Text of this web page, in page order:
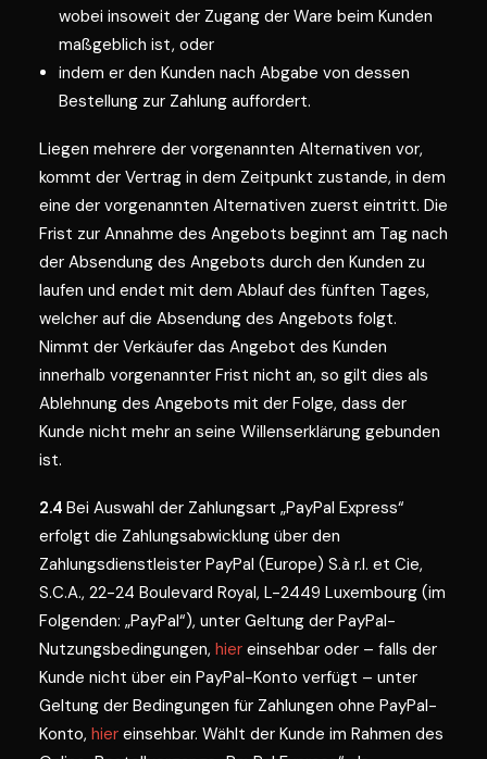
wobei insoweit der Zugang der Ware beim Kunden
maßgeblich ist, oder
indem er den Kunden nach Abgabe von dessen
Bestellung zur Zahlung auffordert.
Liegen mehrere der vorgenannten Alternativen vor,
kommt der Vertrag in dem Zeitpunkt zustande, in dem
eine der vorgenannten Alternativen zuerst eintritt. Die
Frist zur Annahme des Angebots beginnt am Tag nach
der Absendung des Angebots durch den Kunden zu
laufen und endet mit dem Ablauf des fünften Tages,
welcher auf die Absendung des Angebots folgt.
Nimmt der Verkäufer das Angebot des Kunden
innerhalb vorgenannter Frist nicht an, so gilt dies als
Ablehnung des Angebots mit der Folge, dass der
Kunde nicht mehr an seine Willenserklärung gebunden
ist.
2.4 Bei Auswahl der Zahlungsart „PayPal Express“
erfolgt die Zahlungsabwicklung über den
Zahlungsdienstleister PayPal (Europe) S.à r.l. et Cie,
S.C.A., 22-24 Boulevard Royal, L-2449 Luxembourg (im
Folgenden: „PayPal“), unter Geltung der PayPal-
Nutzungsbedingungen, hier einsehbar oder – falls der
Kunde nicht über ein PayPal-Konto verfügt – unter
Geltung der Bedingungen für Zahlungen ohne PayPal-
Konto, hier einsehbar. Wählt der Kunde im Rahmen des